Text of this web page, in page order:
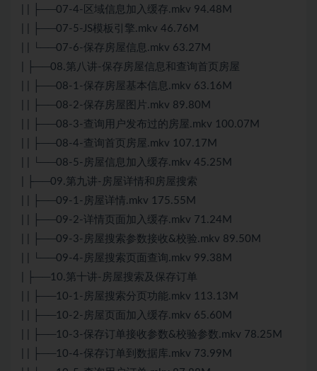
| | ├──07-4-区域信息加入缓存.mkv 94.48M
| | ├──07-5- JS模板引擎.mkv 46.76M
| | └──07-6-保存房屋信息.mkv 63.27M
| ├──08.第八讲-保存房屋信息和查询首页房屋
| | ├──08-1-保存房屋基本信息.mkv 63.16M
| | ├──08-2-保存房屋图片.mkv 89.80M
| | ├──08-3-查询用户发布过的房屋.mkv 100.07M
| | ├──08-4-查询首页房屋.mkv 107.17M
| | └──08-5-房屋信息加入缓存.mkv 45.25M
| ├──09.第九讲-房屋详情和房屋搜索
| | ├──09-1-房屋详情.mkv 175.55M
| | ├──09-2-详情页面加入缓存.mkv 71.24M
| | ├──09-3-房屋搜索参数接收&校验.mkv 89.50M
| | └──09-4-房屋搜索页面查询.mkv 99.38M
| ├──10.第十讲-房屋搜索及保存订单
| | ├──10-1-房屋搜索分页功能.mkv 113.13M
| | ├──10-2-房屋页面加入缓存.mkv 65.60M
| | ├──10-3-保存订单接收参数&校验参数.mkv 78.25M
| | ├──10-4-保存订单到数据库.mkv 73.99M